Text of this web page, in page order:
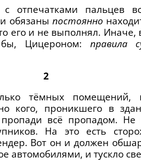
отпечатками пальцев
обязаны постоянно
его и не выполнял. Иначе,
бы, Цицероном: правила
2
тёмных помещений,
кого, проникшего в
всё пропадом. Не
На это есть
Вот он и должен
автомобилями, и тускло